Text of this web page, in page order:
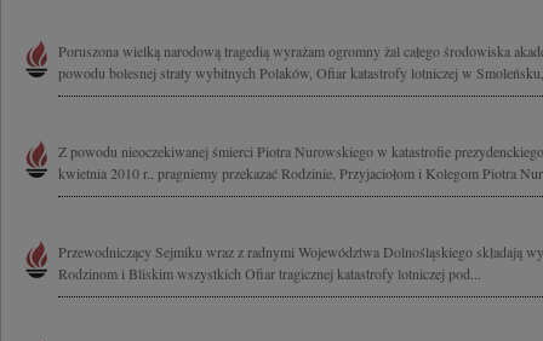
Poruszona wielką narodową tragedią wyrażam ogromny żal całego środowiska
powodu bolesnej straty wybitnych Polaków, Ofiar katastrofy lotniczej w
Z powodu nieoczekiwanej śmierci Piotra Nurowskiego w katastrofie
kwietnia 2010 r., pragniemy przekazać Rodzinie, Przyjaciołom i Kolegom Piotra
Przewodniczący Sejmiku wraz z radnymi Województwa Dolnośląskiego składają
Rodzinom i Bliskim wszystkich Ofiar tragicznej katastrofy lotniczej pod...